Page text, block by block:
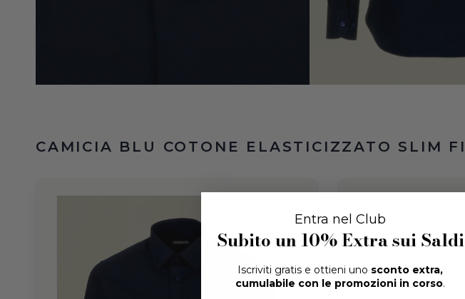
Entra nel Club
Subito un 10% Extrasui Saldi
Iscriviti gratis e ottieni uno sconto extra,
cumulabile con le promozioni in corso.